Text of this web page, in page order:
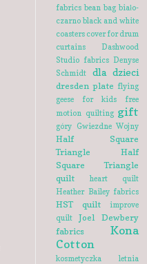
fabrics bean bag biało-
czarno black and white
coasters cover for drum
curtains
Dashwood
Studio fabrics Denyse
Schmidt
dla dzieci
dresden plate flying
geese
for kids
free
motion quilting gift
góry Gwiezdne Wojny
Half Square
Triangle
Half
Square Triangle
quilt
heart quilt
Heather Bailey fabrics
HST quilt
improve
quilt
Joel Dewbery
fabrics
Kona
Cotton
kosmetyczka
letnia